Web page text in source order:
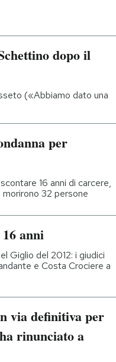
dopo il
(«Abbiamo dato una
per
16 anni di carcere,
morirono 32 persone
anni
Giglio del 2012: i giudici
e Costa Crociere a
via definitiva per
rinunciato a